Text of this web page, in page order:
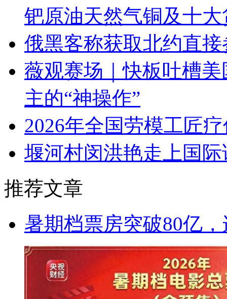
钯原油天然气铜及十
俄黑客称获取北约直
薇观赛场｜快板吐槽
主的“神操作”
2026年全国劳模工匠
堰河村闵洪艳走上国
推荐文章
暑期档票房突破80亿